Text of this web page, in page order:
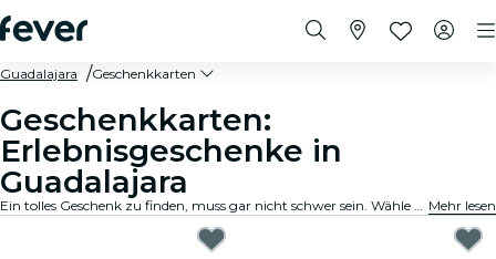
Guadalajara Geschenkkarten
Geschenkkarten:
Erlebnisgeschenke in
Guadalajara
Ein tolles Geschenk zu finden, muss gar nicht schwer sein. Wähle die Karte aus, passe den Betrag an und verschenke ein Erlebnis, an das sich der Beschenkte noch lange erinnern wird. Schnell, flexibel und kinderleicht. Mehr lesen